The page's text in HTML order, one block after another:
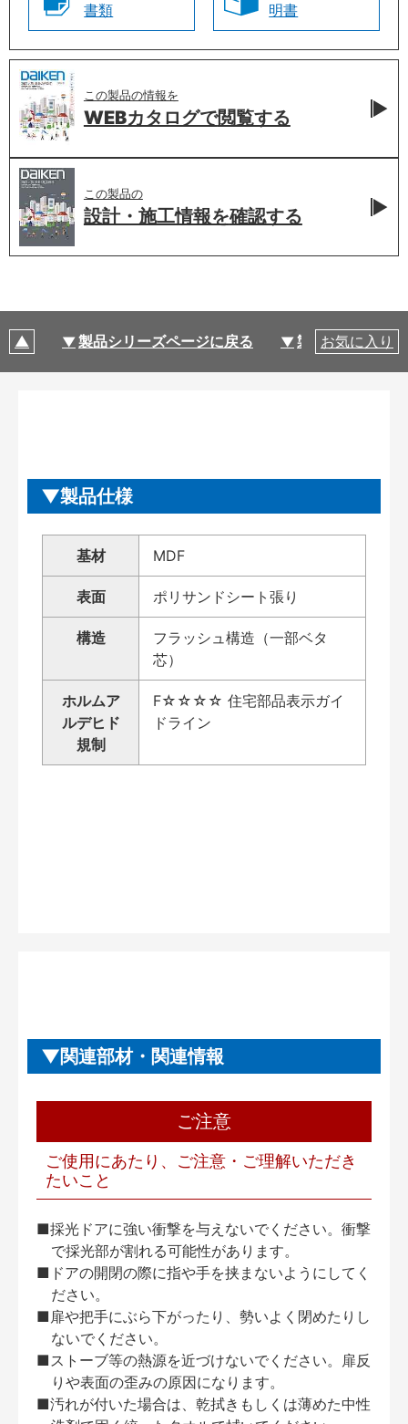
書類
明書
この製品の情報を
WEBカタログで閲覧する
この製品の
設計・施工情報を確認する
製品シリーズページに戻る 製品仕様
お気に入り
製品仕様
基材 MDF
表面 ポリサンドシート張り
構造
フラッシュ構造（一部ベタ
芯）
ホルムア
ルデヒド
規制
F☆☆☆☆ 住宅部品表示ガイ
ドライン
関連部材・関連情報
ご注意
ご使用にあたり、ご注意・ご理解いただき
たいこと
■採光ドアに強い衝撃を与えないでください。衝撃
で採光部が割れる可能性があります。
■ドアの開閉の際に指や手を挟まないようにしてく
ださい。
■扉や把手にぶら下がったり、勢いよく閉めたりし
ないでください。
■ストーブ等の熱源を近づけないでください。扉反
りや表面の歪みの原因になります。
■汚れが付いた場合は、乾拭きもしくは薄めた中性